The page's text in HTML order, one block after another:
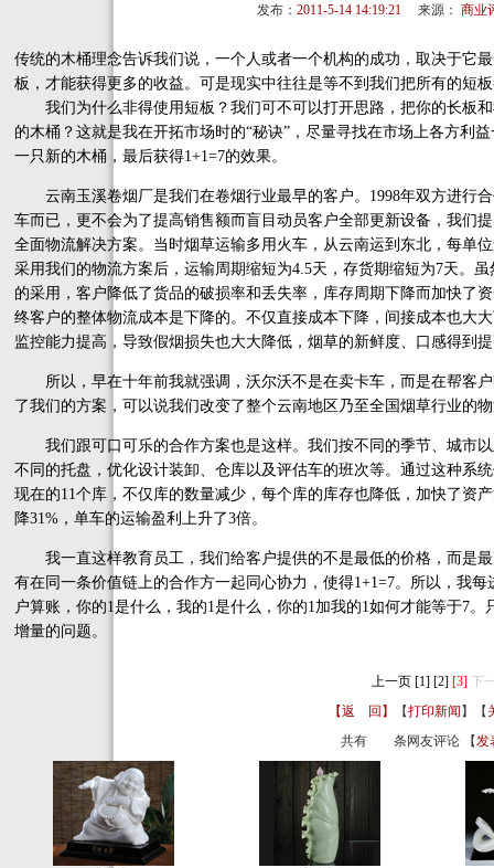
发布： 2011-5-14 14:19:21 来源： 商业
传统的木桶理念告诉我们说，一个人或者一个机构的成功，取决于它
板，才能获得更多的收益。可是现实中往往是等不到我们把所有的短
我们为什么非得使用短板？我们可不可以打开思路，把你的长板
的木桶？这就是我在开拓市场时的“秘诀”，尽量寻找在市场上各方利
一只新的木桶，最后获得1+1=7的效果。
云南玉溪卷烟厂是我们在卷烟行业最早的客户。1998年双方进行
车而已，更不会为了提高销售额而盲目动员客户全部更新设备，我们
全面物流解决方案。当时烟草运输多用火车，从云南运到东北，每单
采用我们的物流方案后，运输周期缩短为4.5天，存货期缩短为7天。
的采用，客户降低了货品的破损率和丢失率，库存周期下降而加快了
终客户的整体物流成本是下降的。不仅直接成本下降，间接成本也大
监控能力提高，导致假烟损失也大大降低，烟草的新鲜度、口感得到
所以，早在十年前我就强调，沃尔沃不是在卖卡车，而是在帮客
了我们的方案，可以说我们改变了整个云南地区乃至全国烟草行业的
我们跟可口可乐的合作方案也是这样。我们按不同的季节、城市
不同的托盘，优化设计装卸、仓库以及评估车的班次等。通过这种系
现在的11个库，不仅库的数量减少，每个库的库存也降低，加快了资
降31%，单车的运输盈利上升了3倍。
我一直这样教育员工，我们给客户提供的不是最低的价格，而是
有在同一条价值链上的合作方一起同心协力，使得1+1=7。所以，我
户算账，你的1是什么，我的1是什么，你的1加我的1如何才能等于7
增量的问题。
上一页 [1] [2] [3] 下
【返 回】
【打印新闻 】【
共有
条网友评论 【发